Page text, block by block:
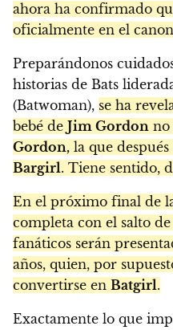
ahora ha confirmado
oficialmente en el
Preparándonos
historias de Bats
(Batwoman), se ha
bebé de Jim Gordon no
Gordon, la que
Bargirl. Tiene sentido,
En el próximo final de
completa con el salto
fanáticos serán
años, quien, por
convertirse en Batgirl.
Exactamente lo que